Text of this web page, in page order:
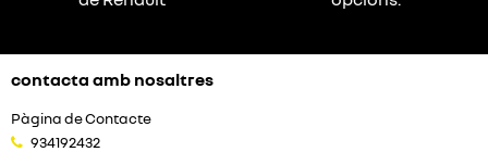
contacta amb nosaltres
Pàgina de Contacte
934192432